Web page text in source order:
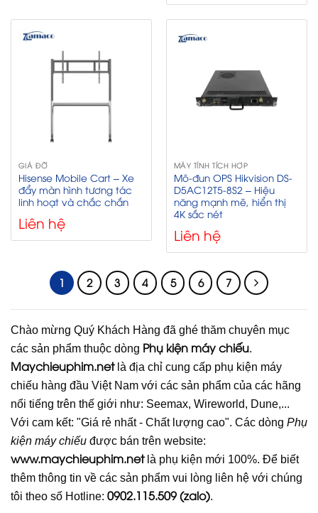
GIÁ ĐỠ
Hisense Mobile Cart – Xe
đẩy màn hình tương tác
linh hoạt và chắc chắn
Liên hệ
MÁY TÍNH TÍCH HỢP
Mô-đun OPS Hikvision DS-
D5AC12T5-8S2 – Hiệu
năng mạnh mẽ, hiển thị
4K sắc nét
Liên hệ
1 2 3 4 5 6 7
Chào mừng Quý Khách Hàng đã ghé thăm chuyên mục
các sản phẩm thuộc dòng Phụ kiện máy chiếu.
Maychieuphim.netlà địa chỉ cung cấp phụ kiện máy
chiếu hàng đầu Việt Nam với các sản phẩm của các hãng
nổi tiếng trên thế giới như: Seemax, Wireworld, Dune,...
Với cam kết: "Giá rẻ nhất - Chất lượng cao". Các dòng Phụ
kiện máy chiếu được bán trên website:
www.maychieuphim.netlà phụ kiện mới 100%. Để biết
thêm thông tin về các sản phẩm vui lòng liên hệ với chúng
tôi theo số Hotline: 0902.115.509 (zalo).